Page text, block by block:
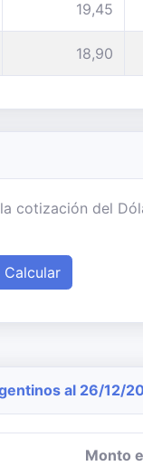
19,45
18,90
cotización del
Calcular
al 26/12/
Monto